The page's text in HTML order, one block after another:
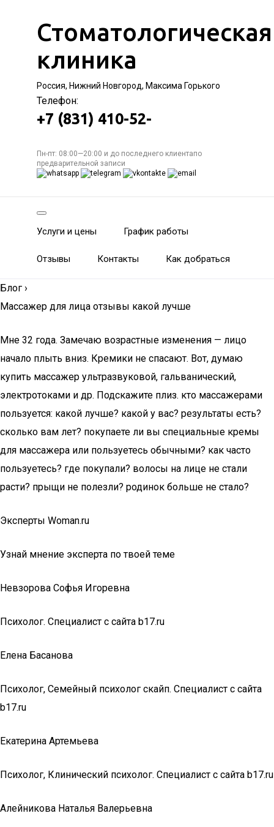
Стоматологическая
клиника
Россия, Нижний Новгород, Максима Горького
Телефон:
+7 (831) 410-52-
Пн-пт: 08:00—20:00 и до последнего клиентапо
предварительной записи
Услуги и цены График работы
Отзывы Контакты Как добраться
Блог ›
Массажер для лица отзывы какой лучше
Мне 32 года. Замечаю возрастные изменения — лицо
начало плыть вниз. Кремики не спасают. Вот, думаю
купить массажер ультразвуковой, гальванический,
электротоками и др. Подскажите плиз. кто массажерами
пользуется: какой лучше? какой у вас? результаты есть?
сколько вам лет? покупаете ли вы специальные кремы
для массажера или пользуетесь обычными? как часто
пользуетесь? где покупали? волосы на лице не стали
расти? прыщи не полезли? родинок больше не стало?
Эксперты Woman.ru
Узнай мнение эксперта по твоей теме
Невзорова Софья Игоревна
Психолог. Специалист с сайта b17.ru
Елена Басанова
Психолог, Семейный психолог скайп. Специалист с сайта
b17.ru
Екатерина Артемьева
Психолог, Клинический психолог. Специалист с сайта b17.ru
Алейникова Наталья Валерьевна